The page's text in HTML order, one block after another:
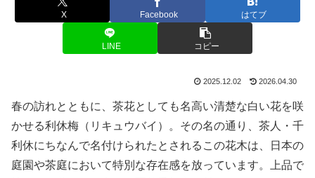
X Facebook はてブ
LINE コピー
2025.12.02 2026.04.30
春の訪れとともに、茶花としても名高い清楚な白い花を咲
かせる利休梅（リキュウバイ）。その名の通り、茶人・千
利休にちなんで名付けられたとされるこの花木は、日本の
庭園や茶庭において特別な存在感を放っています。上品で